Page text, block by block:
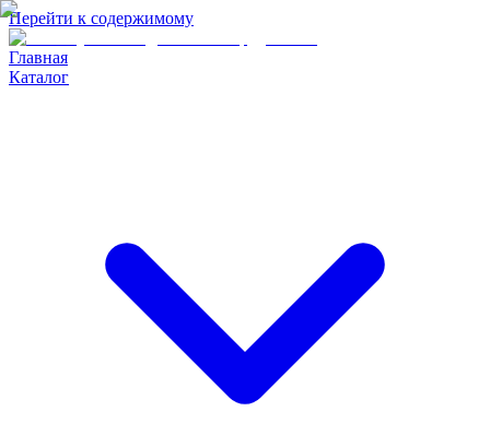
Перейти к содержимому
Главная
Каталог